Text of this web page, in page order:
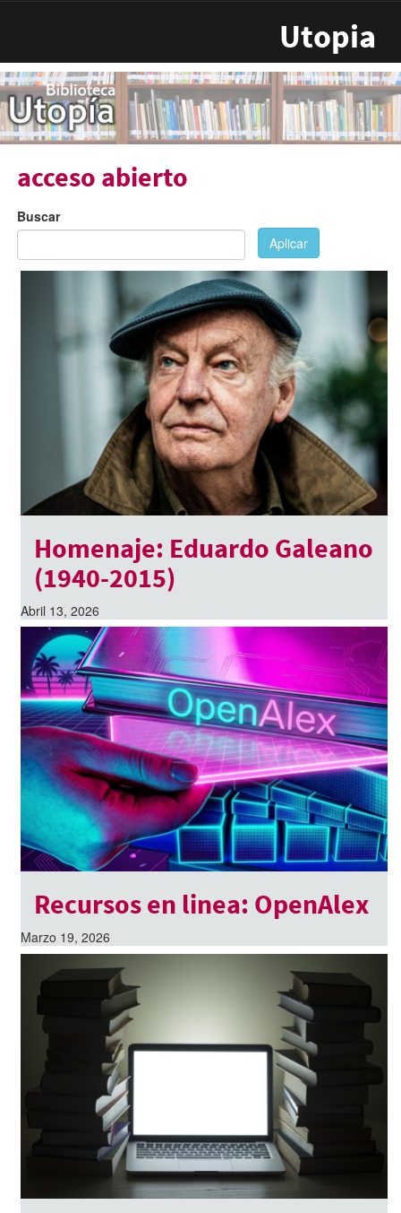
Utopia
acceso abierto
Buscar
Aplicar
Homenaje: Eduardo Galeano
(1940-2015)
Abril 13, 2026
Recursos en linea: OpenAlex
Marzo 19, 2026